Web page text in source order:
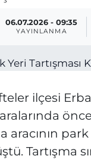
06.07.2026 - 09:35
YAYINLANMA
ilçesi
aracının
Tartışma